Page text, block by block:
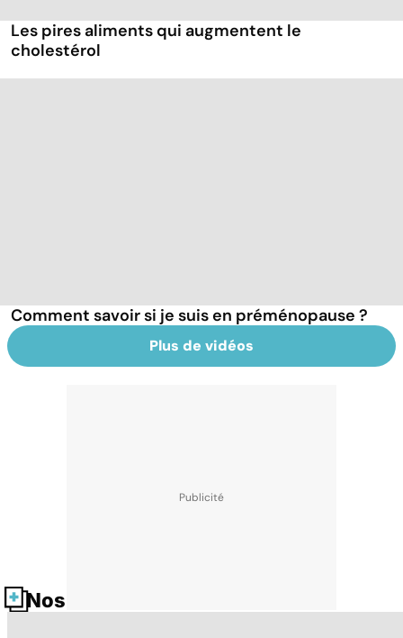
Les pires aliments qui augmentent le
cholestérol
Comment savoir si je suis en préménopause ?
Plus de vidéos
Nos fiches santé